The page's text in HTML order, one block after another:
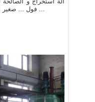
فول ... صغير الطعام آلة تكرير النفط/الطبخ ...